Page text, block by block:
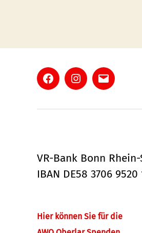
FacebookInstagram
E-
VR-Bank Bonn Rhein-
IBAN DE58 3706
Hier können Sie für die